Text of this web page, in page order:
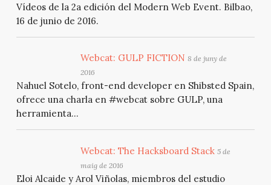
Vídeos de la 2a edición del Modern Web Event. Bilbao,
16 de junio de 2016.
Webcat: GULP FICTION 8 de juny de
2016
Nahuel Sotelo, front-end developer en Shibsted Spain,
ofrece una charla en #webcat sobre GULP, una
herramienta...
Webcat: The Hacksboard Stack 5 de
maig de 2016
Eloi Alcaide y Arol Viñolas, miembros del estudio